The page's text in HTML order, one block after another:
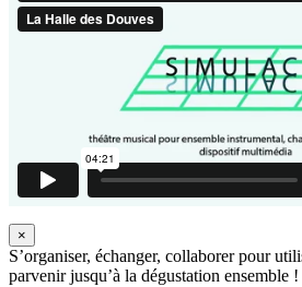
×
S’organiser, échanger, collaborer pour
parvenir jusqu’à la dégustation ensemble !